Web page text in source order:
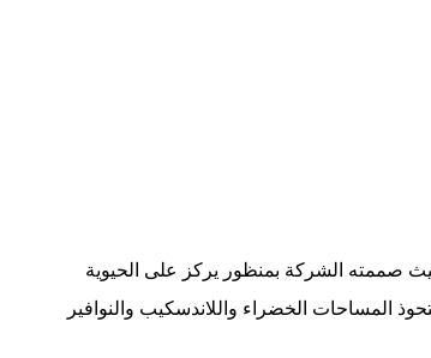
صممته الشركة بمنظور يركز على الحيوية
المساحات الخضراء واللاندسكيب والنوافير